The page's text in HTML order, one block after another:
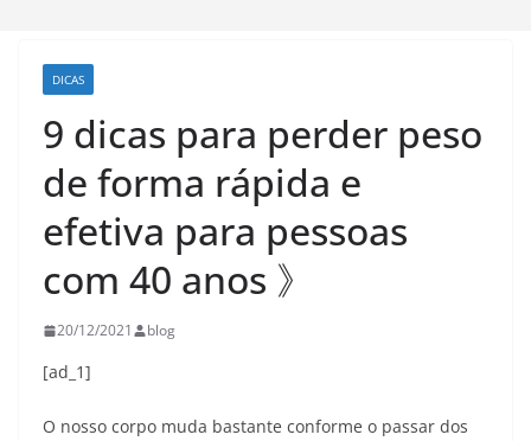
DICAS
9 dicas para perder peso
de forma rápida e
efetiva para pessoas
com 40 anos 》
20/12/2021 blog
[ad_1]
O nosso corpo muda bastante conforme o passar dos